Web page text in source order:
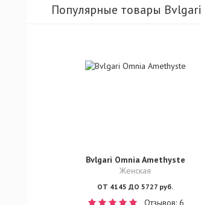
Популярные товары Bvlgari
Bvlgari Omnia Amethyste
Женская
ОТ 4145 ДО 5727 руб.
Отзывов: 6